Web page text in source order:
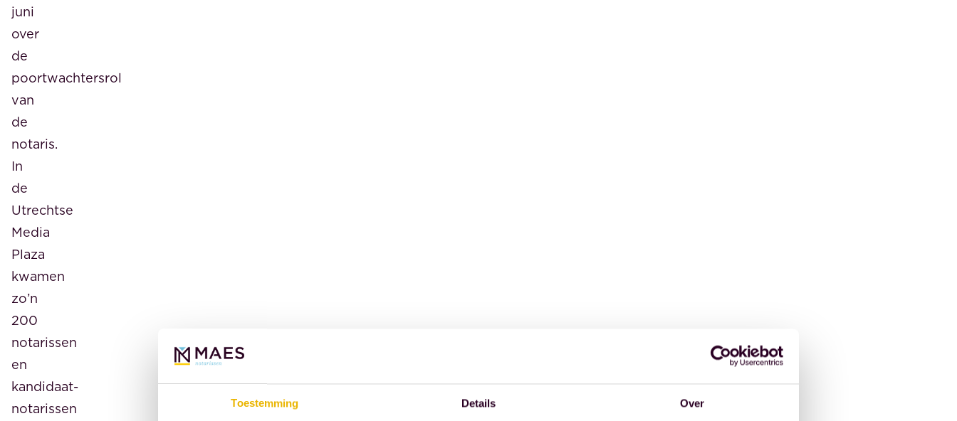
Toestemming Details Over
juni
over
de
poortwachtersrol
van
de
notaris.
In
de
Utrechtse
Media
Plaza
kwamen
zo’n
200
notarissen
en
kandidaat-
notarissen